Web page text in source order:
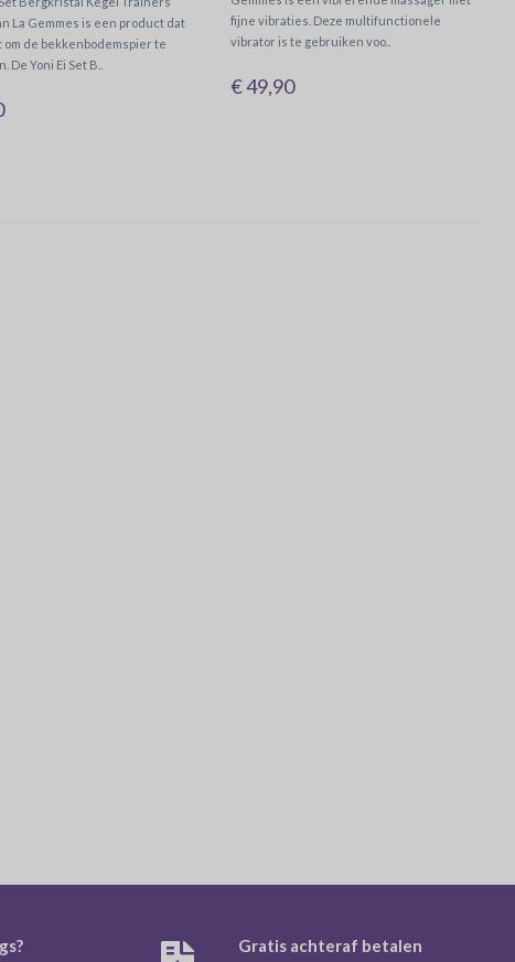
La Gemmes is een product dat
om de bekkenbodemspier te
Yoni Ei Set B..
fijne vibraties. Deze multifunctionele
vibrator is te gebruiken voo..
€ 49,90
Gratis achteraf betalen